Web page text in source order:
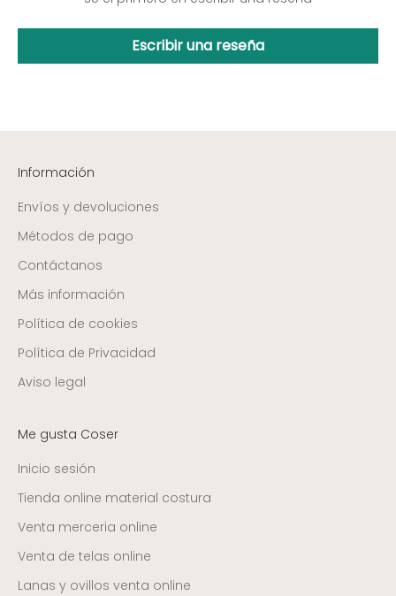
Escribir una reseña
Información
Envíos y devoluciones
Métodos de pago
Contáctanos
Más información
Política de cookies
Política de Privacidad
Aviso legal
Me gusta Coser
Inicio sesión
Tienda online material costura
Venta merceria online
Venta de telas online
Lanas y ovillos venta online